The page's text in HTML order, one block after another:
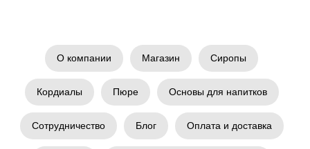
О компании Магазин Сиропы
Кордиалы Пюре Основы для напитков
Сотрудничество Блог Оплата и доставка